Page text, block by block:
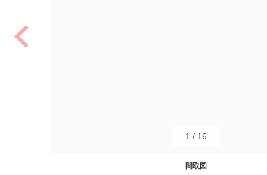
間取図
1 / 16